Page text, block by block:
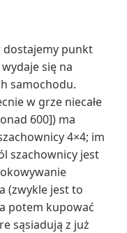
dostajemy punkt
się na
samochodu.
w grze niecałe
600]) ma
4×4; im
szachownicy jest
(zwykle jest to
potem kupować
sąsiadują z już